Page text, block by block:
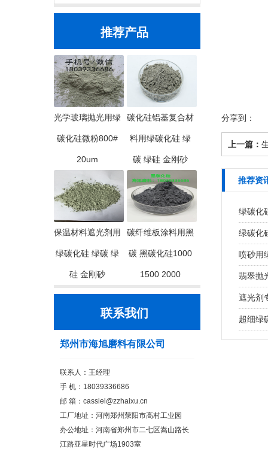
推荐产品
光学玻璃抛光用绿
碳化硅微粉800#
20um
碳化硅铝基复合材
料用绿碳化硅 绿
碳 绿硅 金刚砂
保温材料遮光剂用
绿碳化硅 绿碳 绿
硅 金刚砂
碳纤维板涂料用黑
碳 黑碳化硅1000
1500 2000
联系我们
郑州市海旭磨料有限公司
联系人：王经理
手 机：18039336686
邮 箱：cassiel@zzhaixu.cn
工厂地址：河南郑州荥阳市高村工业园
办公地址：河南省郑州市二七区嵩山路长
江路亚星时代广场1903室
分享到：
上一篇：
推荐资
绿碳化
绿碳化
喷砂用
翡翠抛
遮光剂
超细绿